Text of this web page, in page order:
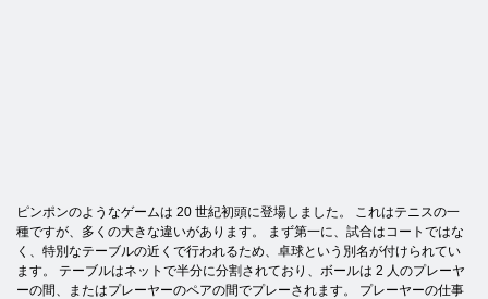
ピンポンのようなゲームは 20 世紀初頭に登場しました。 これはテニスの一
種ですが、多くの大きな違いがあります。 まず第一に、試合はコートではな
く、特別なテーブルの近くで行われるため、卓球という別名が付けられてい
ます。 テーブルはネットで半分に分割されており、ボールは 2 人のプレーヤ
ーの間、またはプレーヤーのペアの間でプレーされます。 プレーヤーの仕事